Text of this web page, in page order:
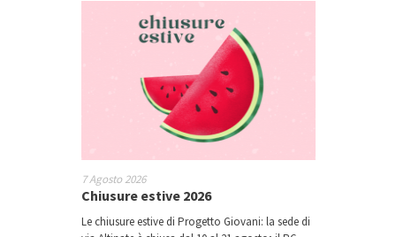
7 Agosto 2026
Chiusure estive 2026
Le chiusure estive di Progetto Giovani: la sede di